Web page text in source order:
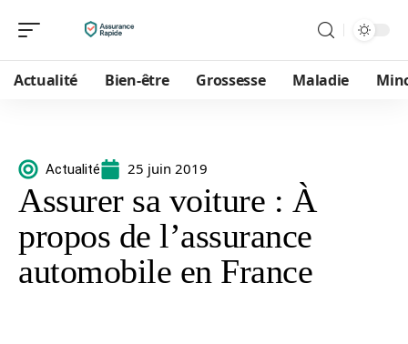
Actualité Bien-être Grossesse Maladie
Actualité 25 juin 2019
Assurer sa voiture : À
propos de l’assurance
automobile en France